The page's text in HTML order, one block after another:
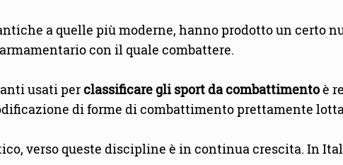
a quelle più moderne, hanno prodotto un
con il quale combattere.
usati perclassificare gli sport da combattimentoè
di forme di combattimento prettamente
verso queste discipline è in continua crescita. In